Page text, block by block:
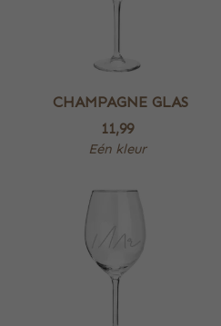
CHAMPAGNE GLAS
11,99
Eén kleur